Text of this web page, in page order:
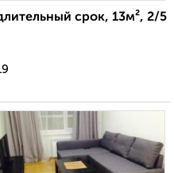
срок, 13м², 2/5